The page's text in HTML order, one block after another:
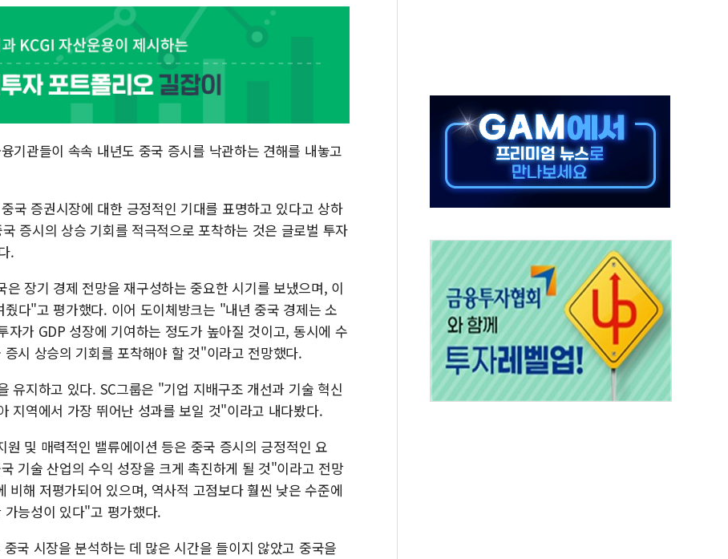
병무청, 보충역 전면 손질… 예술·체육요원 최대 33% 감축
홈플러스發 대형마트 판매, 역대 최대폭 감소한 9.4%↓…유통업계 양극화 심화
윤준병·이해민 의원, '정부 특사'로 콜롬비아 대통령 취임식 참석
여야, 황희 '버스 하우스' 공방…野 "청년 우롱 기괴" vs 與 "송구한 해프닝"
기관들이 속속 내년도 중국 증시를 낙관하는 견해를 내놓고
국 증권시장에 대한 긍정적인 기대를 표명하고 있다고 상하
증시의 상승 기회를 적극적으로 포착하는 것은 글로벌 투자
.
장기 경제 전망을 재구성하는 중요한 시기를 보냈으며, 이
다"고 평가했다. 이어 도이체방크는 "내년 중국 경제는 소
자가 GDP 성장에 기여하는 정도가 높아질 것이고, 동시에 수
시 상승의 기회를 포착해야 할 것"이라고 전망했다.
유지하고 있다. SC그룹은 "기업 지배구조 개선과 기술 혁신
지역에서 가장 뛰어난 성과를 보일 것"이라고 내다봤다.
및 매력적인 밸류에이션 등은 중국 증시의 긍정적인 요
기술 산업의 수익 성장을 크게 촉진하게 될 것"이라고 전망
해 저평가되어 있으며, 역사적 고점보다 훨씬 낮은 수준에
능성이 있다"고 평가했다.
국 시장을 분석하는 데 많은 시간을 들이지 않았고 중국을